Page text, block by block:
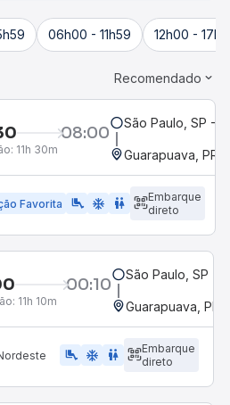
06h00 - 11h59 12h00 -
Recomendado
08:00
11h 30m
São Paulo, SP -
Guarapuava, PR
Favorita airline_seat_legroom_extra ac_unit WC
Embarque
direto
00:10
11h 10m
São Paulo, SP -
Guarapuava, PR
airline_seat_legroom_extra ac_unit WC
Embarque
direto